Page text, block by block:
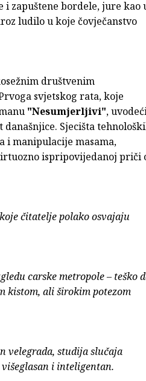
zapuštene bordele, jure kao
ludilo u koje čovječanstvo
društvenim
svjetskog rata, koje
"Nesumjerljivi",
Sjecišta
i manipulacije masama,
ispripovijedanoj priči
čitatelje polako osvajaju
carske metropole – teško
kistom, ali širokim potezom
velegrada, studija slučaja
i inteligentan.